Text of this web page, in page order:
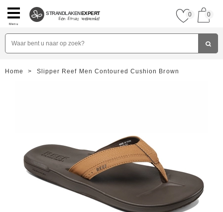
Menu
STRANDLAKENEXPERT 0 0
Home > Slipper Reef Men Contoured Cushion Brown